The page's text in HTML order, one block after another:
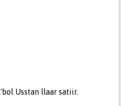
Usstan llaar satiir.